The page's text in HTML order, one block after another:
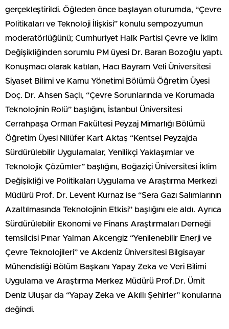
gerçekleştirildi. Öğleden önce başlayan oturumda, “Çevre
Politikaları ve Teknoloji İlişkisi” konulu sempozyumun
moderatörlüğünü; Cumhuriyet Halk Partisi Çevre ve İklim
Değişikliğinden sorumlu PM üyesi Dr. Baran Bozoğlu yaptı.
Konuşmacı olarak katılan, Hacı Bayram Veli Üniversitesi
Siyaset Bilimi ve Kamu Yönetimi Bölümü Öğretim Üyesi
Doç. Dr. Ahsen Saçlı, “Çevre Sorunlarında ve Korumada
Teknolojinin Rolü” başlığını, İstanbul Üniversitesi
Cerrahpaşa Orman Fakültesi Peyzaj Mimarlığı Bölümü
Öğretim Üyesi Nilüfer Kart Aktaş “Kentsel Peyzajda
Sürdürülebilir Uygulamalar, Yenilikçi Yaklaşımlar ve
Teknolojik Çözümler” başlığını, Boğaziçi Üniversitesi İklim
Değişikliği ve Politikaları Uygulama ve Araştırma Merkezi
Müdürü Prof. Dr. Levent Kurnaz ise “Sera Gazı Salımlarının
Azaltılmasında Teknolojinin Etkisi” başlığını ele aldı. Ayrıca
Sürdürülebilir Ekonomi ve Finans Araştırmaları Derneği
temsilcisi Pınar Yalman Akcengiz “Yenilenebilir Enerji ve
Çevre Teknolojileri” ve Akdeniz Üniversitesi Bilgisayar
Mühendisliği Bölüm Başkanı Yapay Zeka ve Veri Bilimi
Uygulama ve Araştırma Merkez Müdürü Prof.Dr. Ümit
Deniz Uluşar da “Yapay Zeka ve Akıllı Şehirler” konularına
değindi.